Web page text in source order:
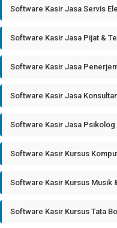
Software Kasir Jasa Servis
Software Kasir Jasa Pijat &
Software Kasir Jasa
Software Kasir Jasa
Software Kasir Jasa Psikolog
Software Kasir Kursus
Software Kasir Kursus Musik
Software Kasir Kursus Tata